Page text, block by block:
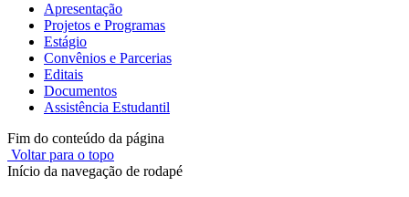
Apresentação
Projetos e Programas
Estágio
Convênios e Parcerias
Editais
Documentos
Assistência Estudantil
Fim do conteúdo da página
Voltar para o topo
Início da navegação de rodapé